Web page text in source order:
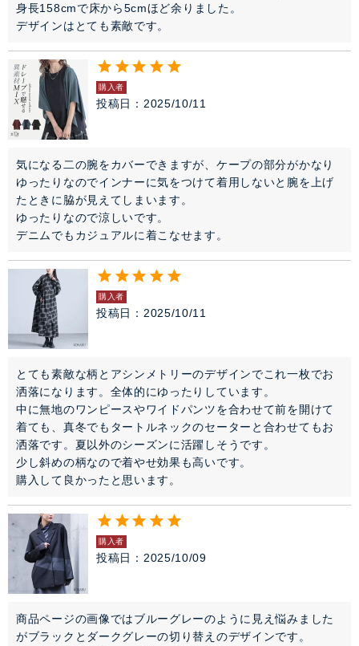
身長158cmで床から5cmほど余りました。
デザインはとても素敵です。
購入者
投稿日 2025/10/11
気になる二の腕をカバーできますが、ケープの部分がかなり
ゆったりなのでインナーに気をつけて着用しないと腕を上げ
たときに脇が見えてしまいます。
ゆったりなので涼しいです。
デニムでもカジュアルに着こなせます。
購入者
投稿日 2025/10/11
とても素敵な柄とアシンメトリーのデザインでこれ一枚でお
洒落になります。全体的にゆったりしています。
中に無地のワンピースやワイドパンツを合わせて前を開けて
着ても、真冬でもタートルネックのセーターと合わせてもお
洒落です。夏以外のシーズンに活躍しそうです。
少し斜めの柄なので着やせ効果も高いです。
購入して良かったと思います。
購入者
投稿日 2025/10/09
商品ページの画像ではブルーグレーのように見え悩みました
がブラックとダークグレーの切り替えのデザインです。